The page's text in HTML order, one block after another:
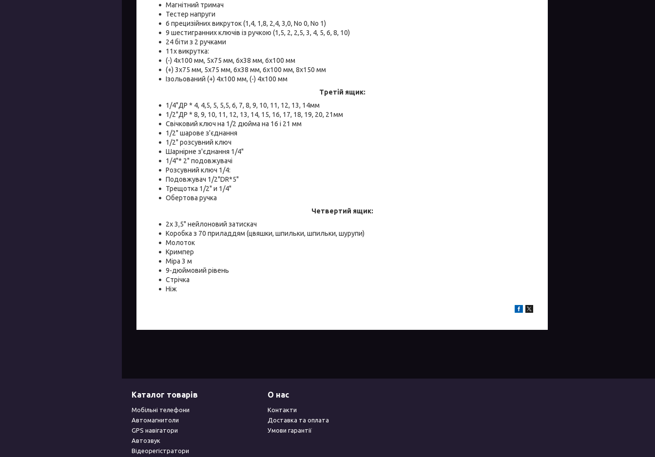
Магнітний тримач
Тестер напруги
6 прецизійних викруток (1,4, 1,8, 2,4, 3,0, No 0, No 1)
9 шестигранних ключів із ручкою (1,5, 2, 2,5, 3, 4, 5, 6, 8, 10)
24 біти з 2 ручками
11x викрутка:
(-) 4x100 мм, 5x75 мм, 6x38 мм, 6x100 мм
(+) 3x75 мм, 5x75 мм, 6x38 мм, 6x100 мм, 8x150 мм
Ізольований (+) 4х100 мм, (-) 4х100 мм
Третій ящик:
1/4"ДР * 4, 4,5, 5, 5,5, 6, 7, 8, 9, 10, 11, 12, 13, 14мм
1/2"ДР * 8, 9, 10, 11, 12, 13, 14, 15, 16, 17, 18, 19, 20, 21мм
Свічковий ключ на 1/2 дюйма на 16 і 21 мм
1/2" шарове з'єднання
1/2" розсувний ключ
Шарнірне з'єднання 1/4"
1/4"* 2" подовжувачі
Розсувний ключ 1/4:
Подовжувач 1/2"DR*5"
Трещотка 1/2" и 1/4"
Обертова ручка
Четвертий ящик:
2x 3,5" нейлоновий затискач
Коробка з 70 приладдям (цвяшки, шпильки, шпильки, шурупи)
Молоток
Кримпер
Міра 3 м
9-дюймовий рівень
Стрічка
Ніж
Каталог товарів
Мобільні телефони
Автомагнитоли
GPS навігатори
Автозвук
Відеорегістратори
О нас
Контакти
Доставка та оплата
Умови гарантії